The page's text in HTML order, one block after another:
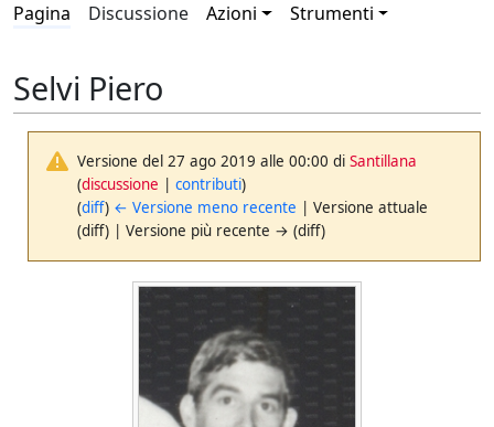
Pagina Discussione Azioni Strumenti
Selvi Piero
Versione del 27 ago 2019 alle 00:00 diSantillana
(discussione |contributi)
(diff) ← Versione meno recente | Versione attuale
(diff) | Versione più recente → (diff)